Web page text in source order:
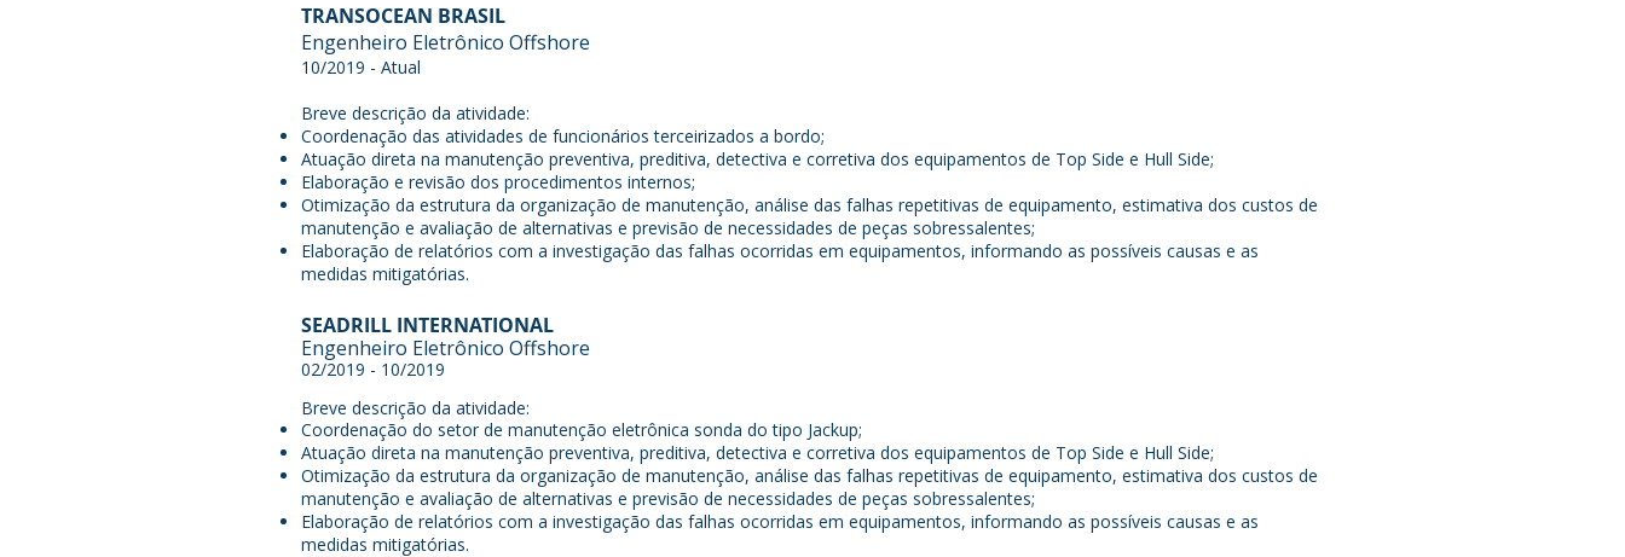
TRANSOCEAN BRASIL
Engenheiro Eletrônico Offshore
10/2019 - Atual
Breve descrição da atividade:
Coordenação das atividades de funcionários terceirizados a bordo;
Atuação direta na manutenção preventiva, preditiva, detectiva e corretiva dos equipamentos de Top Side e Hull Side;
Elaboração e revisão dos procedimentos internos;
Otimização da estrutura da organização de manutenção, análise das falhas repetitivas de equipamento, estimativa dos custos de
manutenção e avaliação de alternativas e previsão de necessidades de peças sobressalentes;
Elaboração de relatórios com a investigação das falhas ocorridas em equipamentos, informando as possíveis causas e as
medidas mitigatórias.
SEADRILL INTERNATIONAL
Engenheiro Eletrônico Offshore
02/2019 - 10/2019
Breve descrição da atividade:
Coordenação do setor de manutenção eletrônica sonda do tipo Jackup;
Atuação direta na manutenção preventiva, preditiva, detectiva e corretiva dos equipamentos de Top Side e Hull Side;
Otimização da estrutura da organização de manutenção, análise das falhas repetitivas de equipamento, estimativa dos custos de
manutenção e avaliação de alternativas e previsão de necessidades de peças sobressalentes;
Elaboração de relatórios com a investigação das falhas ocorridas em equipamentos, informando as possíveis causas e as
medidas mitigatórias.